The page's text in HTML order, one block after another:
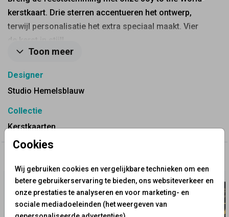
Cookies
Wij gebruiken cookies en vergelijkbare technieken om een
betere gebruikerservaring te bieden, ons websiteverkeer en
onze prestaties te analyseren en voor marketing- en
sociale mediadoeleinden (het weergeven van
kerstkaart. Drie sterren accentueren het ontwerp,
terwijl personalisatie het extra speciaal maakt. Vier
de kerst in stijl!
Toon meer
Designer
Studio Hemelsblauw
Collectie
Kerstkaarten